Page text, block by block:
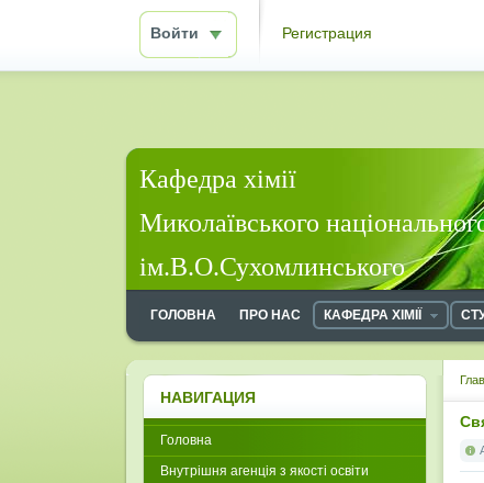
Войти Регистрация
Кафедра хімії
Миколаївського
ім.В.О.Сухомлинського
ГОЛОВНА ПРО НАС КАФЕДРА ХІМІЇ
НАВИГАЦИЯ
Головна
Внутрішня агенція з якості освіти